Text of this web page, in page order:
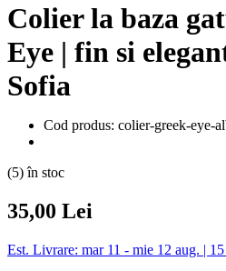
Colier la baza
Eye | fin si
Sofia
Cod produs: colier-greek-eye-
(5) în stoc
35,00 Lei
Est. Livrare: mar 11 - mie 12 aug. |